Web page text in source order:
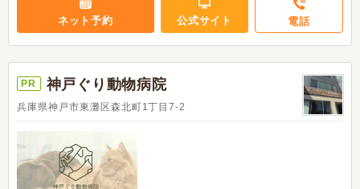
ネット予約 公式サイト 電話
PR 神戸ぐり動物病院
兵庫県神戸市東灘区森北町1丁目7-2